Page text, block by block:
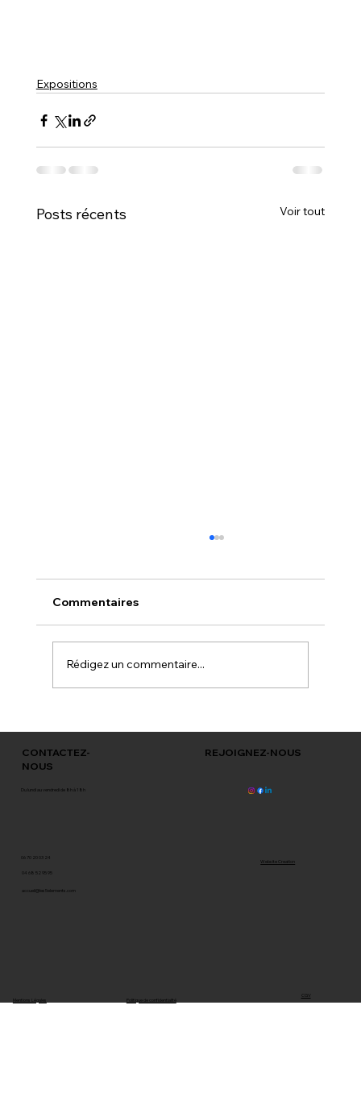
Expositions
Posts récents Voir tout
SUR LA PISTE DE VENUS
Commentaires
Rédigez un commentaire...
CONTACTEZ-
NOUS
Du lundi au vendredi de 8h à 18h
06 70 20 03 24
04 68 52 95 95
accueil@les5elements.com
Mentions Légales
REJOIGNEZ-NOUS
Politique de confidentialité
CGV
Website Creation